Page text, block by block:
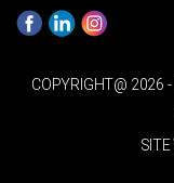
COPYRIGHT@ 2026
SITE